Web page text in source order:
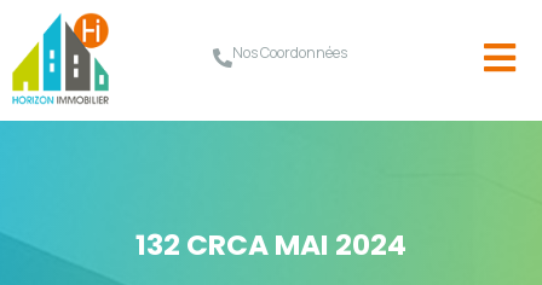
Nos Coordonnées
132 CRCAMAI 2024